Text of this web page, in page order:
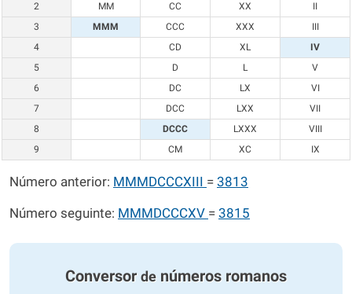
2
MM CC XX
II
3
MMM CCC XXX
III
4
CD XL
IV
5
D L
V
6
DC LX
VI
7
DCC LXX
VII
8
DCCC LXXX
VIII
9
CM XC IX
Número anterior: MMMDCCCXIII = 3813
Número seguinte: MMMDCCCXV = 3815
Conversor de números romanos